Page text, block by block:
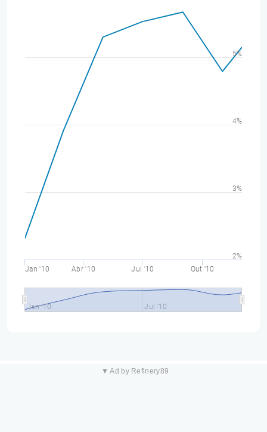
Jan '10 Abr '10 Jul '10 Out '10
Jan '10 Jul '10
2%
3%
4%
5%
▼ Ad by Refinery89